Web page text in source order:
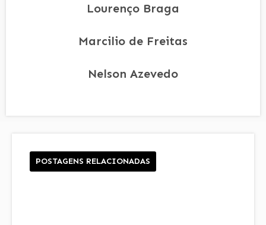
Lourenço Braga
Marcilio de Freitas
Nelson Azevedo
POSTAGENS RELACIONADAS